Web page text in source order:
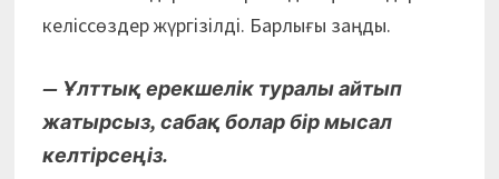
келіссөздер жүргізілді. Барлығы заңды.
— Ұлттық ерекшелік туралы айтып
жатырсыз, сабақ болар бір мысал
келтірсеңіз.